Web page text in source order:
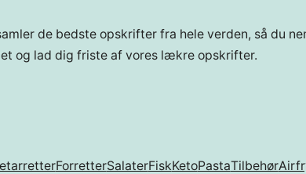
de bedste opskrifter fra hele verden, så du
og lad dig friste af vores lækre opskrifter.
ForretterSalaterFiskKetoPastaTilbehør